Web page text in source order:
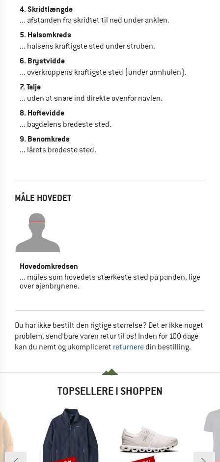
4. Skridtlængde
... afstanden fra skridtet til ned under anklen.
5. Halsomkreds
... halsens kraftigste sted under struben.
6. Brystvidde
... overkroppens kraftigste sted (under armhulen).
7. Talje
... uden at snøre ind direkte ovenfor navlen.
8. Hoftevidde
... bagdelens bredeste sted.
9. Benomkreds
... lårets bredeste sted.
MÅLE HOVEDET
Hovedomkredsen
... måles som hovedets stærkeste sted på panden, lige
over øjenbrynene.
Du har ikke bestilt den rigtige størrelse? Det er ikke noget
problem, send bare varen retur til os! Inden for 100 dage
kan du nemt og ukompliceret returnere din bestilling.
TOPSELLERE I SHOPPEN